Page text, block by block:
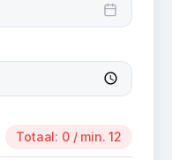
Totaal: 0/ min. 12